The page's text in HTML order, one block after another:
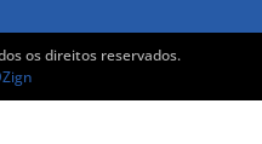
os direitos reservados.